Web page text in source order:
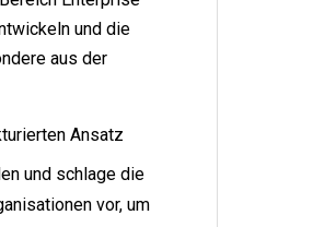
und die
aus der
Ansatz
und schlage die
vor, um